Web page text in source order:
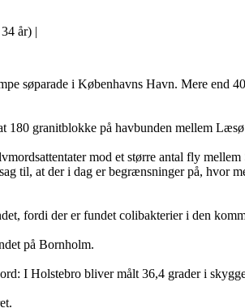
34 år) |
søparade i Københavns Havn. Mere end
180 granitblokke på havbunden mellem
mod et større antal fly
til, at der i dag er begrænsninger på, hvor
fordi der er fundet colibakterier i den
på Bornholm.
I Holstebro bliver målt 36,4 grader i